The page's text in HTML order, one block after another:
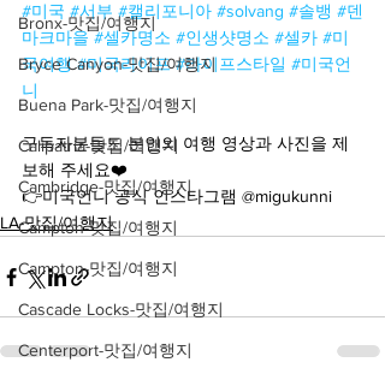
Bronx-맛집/여행지
Bryce Canyon-맛집/여행지
Buena Park-맛집/여행지
Calipatria-맛집/여행지
Cambridge-맛집/여행지
Campton-맛집/여행지
Campton-맛집/여행지
Cascade Locks-맛집/여행지
Centerport-맛집/여행지
#미국 #서부 #캘리포니아 #solvang #솔뱅 #덴
마크마을 #셀카명소 #인생샷명소 #셀카 #미
국여행 #미국라이프 #라이프스타일 #미국언
니
구독자분들도 본인의 여행 영상과 사진을 제
보해 주세요❤️
👉미국언니 공식 인스타그램 @migukunni
LA-맛집/여행지